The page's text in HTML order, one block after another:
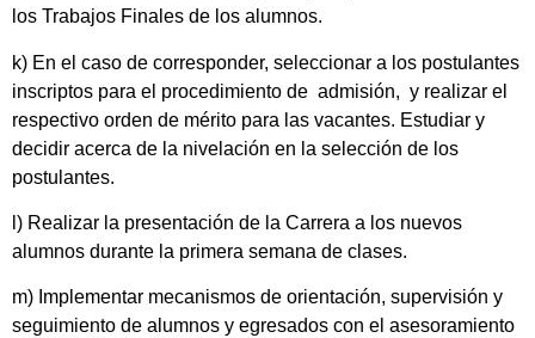
los Trabajos Finales de los alumnos.
k) En el caso de corresponder, seleccionar a los postulantes
inscriptos para el procedimiento de admisión, y realizar el
respectivo orden de mérito para las vacantes. Estudiar y
decidir acerca de la nivelación en la selección de los
postulantes.
l) Realizar la presentación de la Carrera a los nuevos
alumnos durante la primera semana de clases.
m) Implementar mecanismos de orientación, supervisión y
seguimiento de alumnos y egresados con el asesoramiento